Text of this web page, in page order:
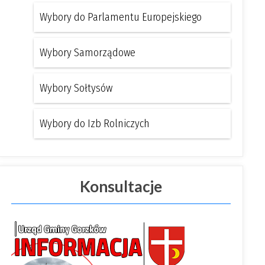
Wybory do Parlamentu Europejskiego
Wybory Samorządowe
Wybory Sołtysów
Wybory do Izb Rolniczych
Konsultacje